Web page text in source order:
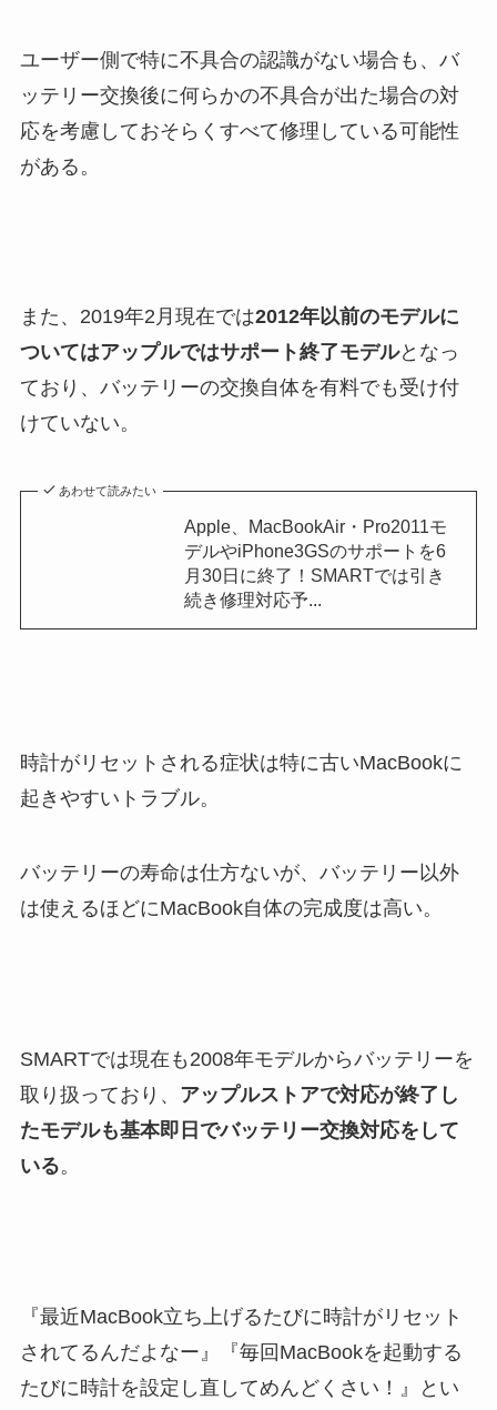
ユーザー側で特に不具合の認識がない場合も、バ
ッテリー交換後に何らかの不具合が出た場合の対
応を考慮しておそらくすべて修理している可能性
がある。
また、2019年2月現在では2012年以前のモデルに
ついてはアップルではサポート終了モデルとなっ
ており、バッテリーの交換自体を有料でも受け付
けていない。
あわせて読みたい
Apple、MacBookAir・Pro2011モ
デルやiPhone3GSのサポートを6
月30日に終了！SMARTでは引き
続き修理対応予...
時計がリセットされる症状は特に古いMacBookに
起きやすいトラブル。
バッテリーの寿命は仕方ないが、バッテリー以外
は使えるほどにMacBook自体の完成度は高い。
SMARTでは現在も2008年モデルからバッテリーを
取り扱っており、 アップルストアで対応が終了し
たモデルも基本即日でバッテリー交換対応をして
いる。
『最近MacBook立ち上げるたびに時計がリセット
されてるんだよなー』『毎回MacBookを起動する
たびに時計を設定し直してめんどくさい！』とい